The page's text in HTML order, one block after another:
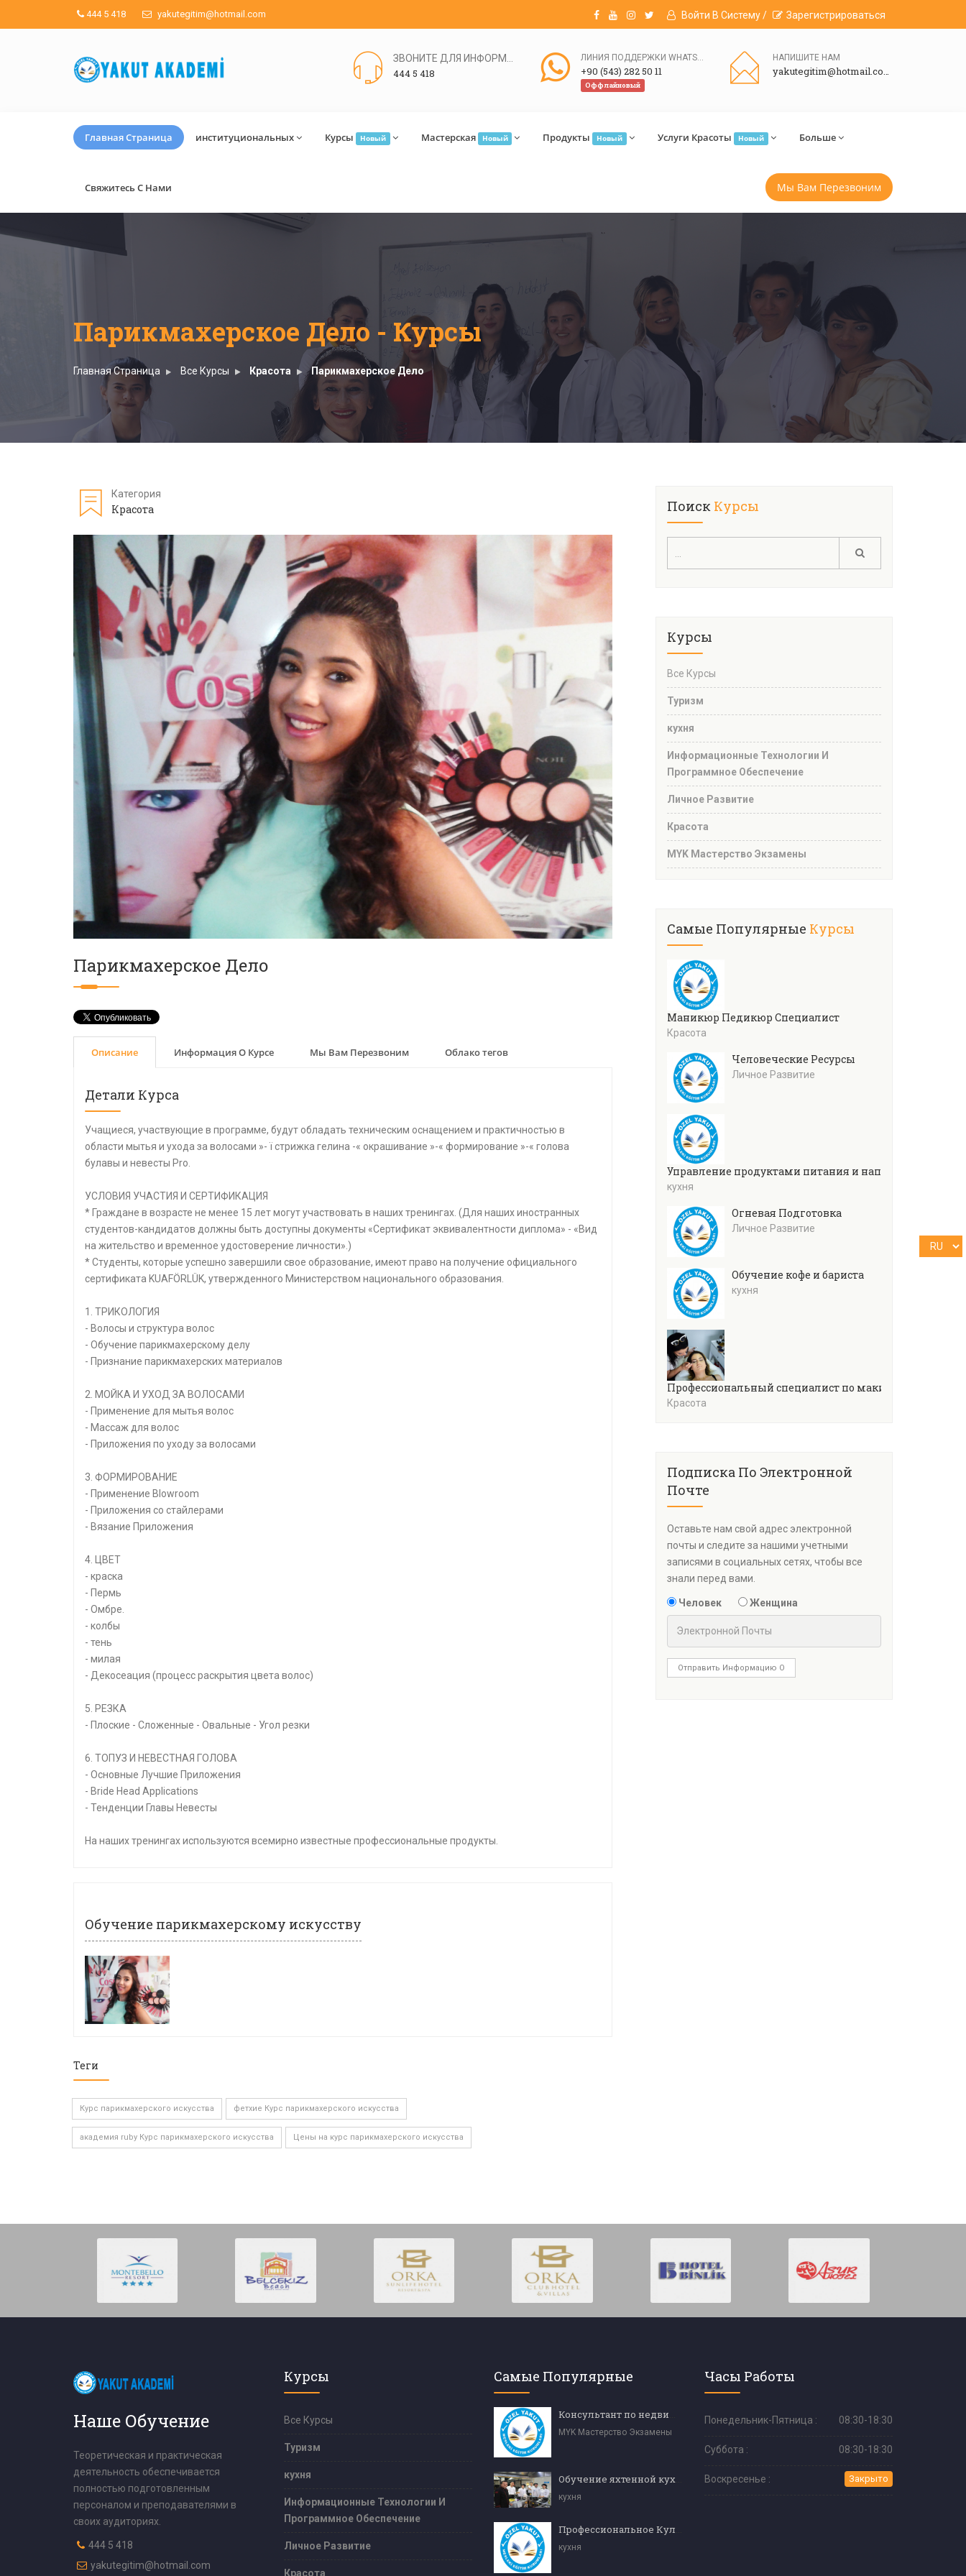
444 5 418 yakutegitim@hotmail.com Войти В Систему / Зарегистрироваться
444 5 418
ЛИНИЯ ПОДДЕРЖКИ WHATSAPP
+90 (543) 282 50 11
Оффлайновый
НАПИШИТЕ НАМ
yakutegitim@hotmail.com
Главная Страница институциональных Курсы Новый Мастерская Новый Продукты Новый Услуги Красоты Новый Больше
Свяжитесь С Нами Мы Вам Перезвоним
Парикмахерское Дело - Курсы
Главная Страница Все Курсы Красота Парикмахерское Дело
Категория
Красота
Парикмахерское Дело
Описание Информация О Курсе Мы Вам Перезвоним Облако тегов
Детали Курса
Учащиеся, участвующие в программе, будут обладать техническим оснащением и практичностью в
области мытья и ухода за волосами »- ï стрижка гелина -« окрашивание »-« формирование »-« голова
булавы и невесты Pro.
УСЛОВИЯ УЧАСТИЯ И СЕРТИФИКАЦИЯ
* Граждане в возрасте не менее 15 лет могут участвовать в наших тренингах. (Для наших иностранных
студентов-кандидатов должны быть доступны документы «Сертификат эквивалентности диплома» - «Вид
на жительство и временное удостоверение личности».)
* Студенты, которые успешно завершили свое образование, имеют право на получение официального
сертификата KUAFÖRLÜK, утвержденного Министерством национального образования.
1. ТРИКОЛОГИЯ
- Волосы и структура волос
- Обучение парикмахерскому делу
- Признание парикмахерских материалов
2. МОЙКА И УХОД ЗА ВОЛОСАМИ
- Применение для мытья волос
- Массаж для волос
- Приложения по уходу за волосами
3. ФОРМИРОВАНИЕ
- Применение Blowroom
- Приложения со стайлерами
- Вязание Приложения
4. ЦВЕТ
- краска
- Пермь
- Омбре.
- колбы
- тень
- милая
- Декосеация (процесс раскрытия цвета волос)
5. РЕЗКА
- Плоские - Сложенные - Овальные - Угол резки
6. ТОПУЗ И НЕВЕСТНАЯ ГОЛОВА
- Основные Лучшие Приложения
- Bride Head Applications
- Тенденции Главы Невесты
На наших тренингах используются всемирно известные профессиональные продукты.
Обучение парикмахерскому искусству
Теги
Курс парикмахерского искусства фетхие Курс парикмахерского искусства
академия ruby Курс парикмахерского искусства Цены на курс парикмахерского искусства
Поиск Курсы
Курсы
Все Курсы
Туризм
кухня
Информационные Технологии И
Программное Обеспечение
Личное Развитие
Красота
MYK Мастерство Экзамены
Самые Популярные Курсы
Маникюр Педикюр Специалист
Красота
Человеческие Ресурсы
Личное Развитие
Управление продуктами питания и напитками
кухня
Огневая Подготовка
Личное Развитие
Обучение кофе и бариста
кухня
Профессиональный специалист по макияжу
Красота
Подписка По Электронной
Почте
Оставьте нам свой адрес электронной
почты и следите за нашими учетными
записями в социальных сетях, чтобы все
знали перед вами.
Человек Женщина
Отправить Информацию О
Наше Обучение
Теоретическая и практическая
деятельность обеспечивается
полностью подготовленным
персоналом и преподавателями в
своих аудиториях.
444 5 418
yakutegitim@hotmail.com
Курсы
Все Курсы
Туризм
кухня
Информационные Технологии И
Программное Обеспечение
Личное Развитие
Красота
Самые Популярные
MYK Мастерство Экзамены
кухня
кухня
Часы Работы
Понедельник-Пятница : 08:30-18:30
Суббота : 08:30-18:30
Воскресенье : Закрыто